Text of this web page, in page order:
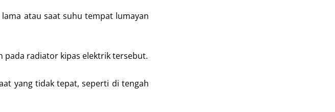
atau saat suhu tempat lumayan
pada radiator kipas elektrik tersebut.
yang tidak tepat, seperti di tengah